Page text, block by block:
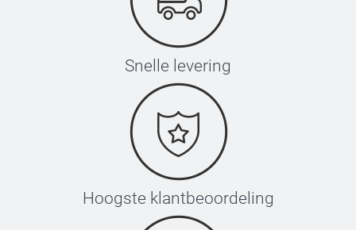
Snelle levering
Hoogste klantbeoordeling